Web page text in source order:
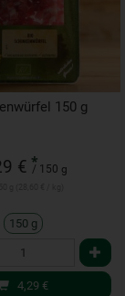
150 g
€ *
/ 150 g
150 g
4,29 €